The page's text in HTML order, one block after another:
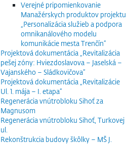
Verejné pripomienkovanie
Manažérskych produktov projektu
„Personalizácia služieb a podpora
omnikanálového modelu
komunikácie mesta Trenčín“
Projektová dokumentácia „Revitalizácia
pešej zóny: Hviezdoslavova – Jaselská –
Vajanského – Sládkovičova“
Projektová dokumentácia „Revitalizácie
Ul. 1. mája – I. etapa“
Regenerácia vnútrobloku Sihoť za
Magnusom
Regenerácia vnútrobloku Sihoť, Turkovej
ul.
Rekonštrukcia budovy škôlky – MŠ J.